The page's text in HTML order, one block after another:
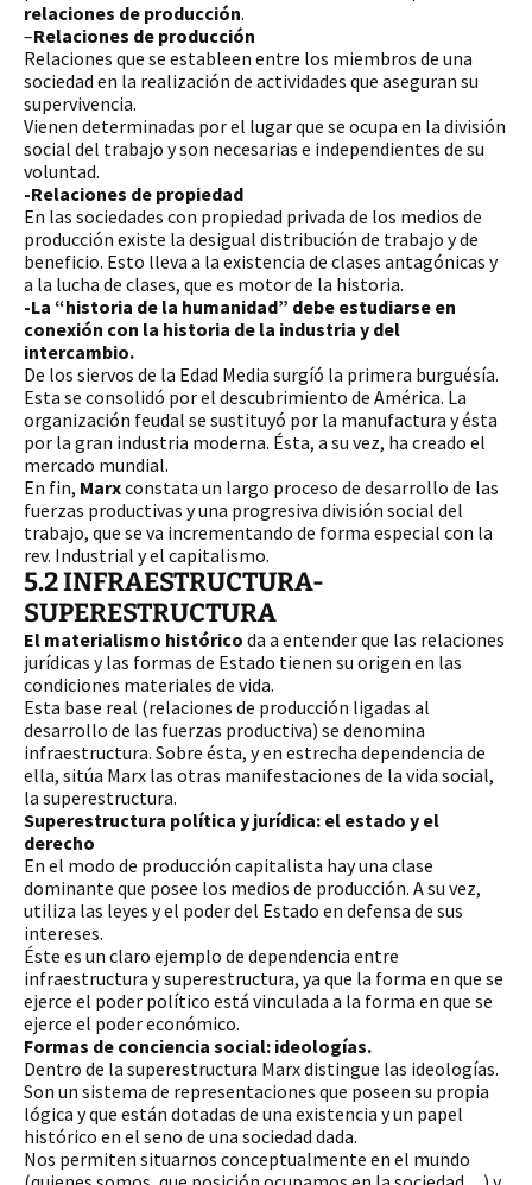
relaciones de producción.
–Relaciones de producción
Relaciones que se estableen entre los miembros de una
sociedad en la realización de actividades que aseguran su
supervivencia.
Vienen determinadas por el lugar que se ocupa en la división
social del trabajo y son necesarias e independientes de su
voluntad.
-Relaciones de propiedad
En las sociedades con propiedad privada de los medios de
producción existe la desigual distribución de trabajo y de
beneficio. Esto lleva a la existencia de clases antagónicas y
a la lucha de clases, que es motor de la historia.
-La “historia de la humanidad” debe estudiarse en
conexión con la historia de la industria y del
intercambio.
De los siervos de la Edad Media surgíó la primera burguésía.
Esta se consolidó por el descubrimiento de América. La
organización feudal se sustituyó por la manufactura y ésta
por la gran industria moderna. Ésta, a su vez, ha creado el
mercado mundial.
En fin, Marx constata un largo proceso de desarrollo de las
fuerzas productivas y una progresiva división social del
trabajo, que se va incrementando de forma especial con la
rev. Industrial y el capitalismo.
5.2 INFRAESTRUCTURA-
SUPERESTRUCTURA
El materialismo histórico da a entender que las relaciones
jurídicas y las formas de Estado tienen su origen en las
condiciones materiales de vida.
Esta base real (relaciones de producción ligadas al
desarrollo de las fuerzas productiva) se denomina
infraestructura. Sobre ésta, y en estrecha dependencia de
ella, sitúa Marx las otras manifestaciones de la vida social,
la superestructura.
Superestructura política y jurídica: el estado y el
derecho
En el modo de producción capitalista hay una clase
dominante que posee los medios de producción. A su vez,
utiliza las leyes y el poder del Estado en defensa de sus
intereses.
Éste es un claro ejemplo de dependencia entre
infraestructura y superestructura, ya que la forma en que se
ejerce el poder político está vinculada a la forma en que se
ejerce el poder económico.
Formas de conciencia social: ideologías.
Dentro de la superestructura Marx distingue las ideologías.
Son un sistema de representaciones que poseen su propia
lógica y que están dotadas de una existencia y un papel
histórico en el seno de una sociedad dada.
Nos permiten situarnos conceptualmente en el mundo